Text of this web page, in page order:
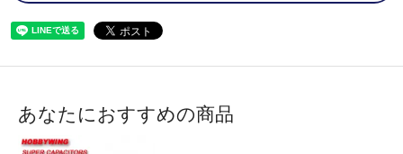
あなたにおすすめの商品